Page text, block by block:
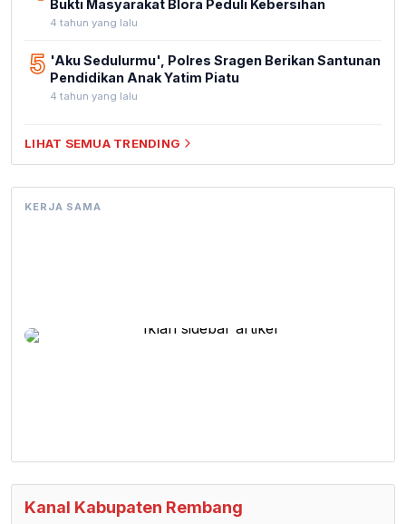
Bukti Masyarakat Blora Peduli Kebersihan
4 tahun yang lalu
5 'Aku Sedulurmu', Polres Sragen Berikan Santunan
Pendidikan Anak Yatim Piatu
4 tahun yang lalu
LIHAT SEMUA TRENDING
KERJA SAMA
Kanal Kabupaten Rembang